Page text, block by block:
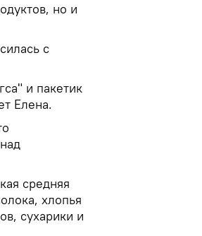
но и
с
и пакетик
Елена.
средняя
хлопья
сухарики и